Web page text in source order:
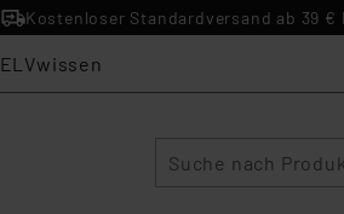
Kostenloser Standardversand ab 39 €
ELVwissen